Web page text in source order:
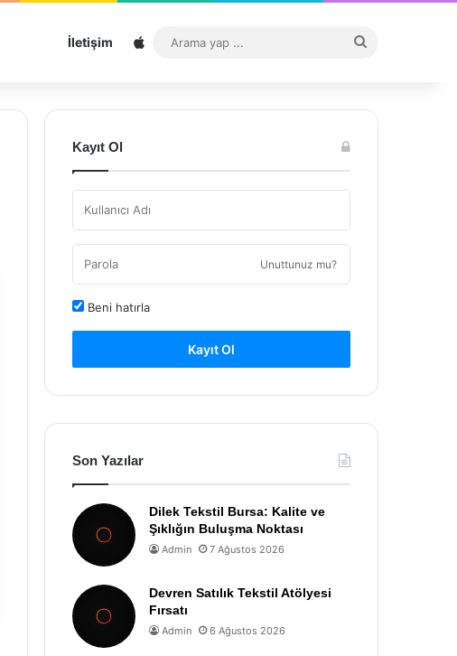
İletişim Sitemap
...
Kayıt Ol
Unuttunuz mu?
Beni hatırla
Kayıt Ol
Son Yazılar
Dilek Tekstil Bursa: Kalite ve
Şıklığın Buluşma Noktası
Admin 7 Ağustos 2026
Devren Satılık Tekstil Atölyesi
Fırsatı
Admin 6 Ağustos 2026